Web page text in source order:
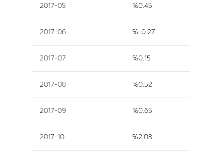
2017-05 %0.45
2017-06 %-0.27
2017-07 %0.15
2017-08 %0.52
2017-09 %0.65
2017-10 %2.08